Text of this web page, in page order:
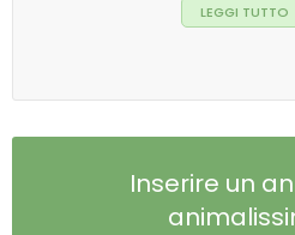
LEGGI TUTTO
Inserire un